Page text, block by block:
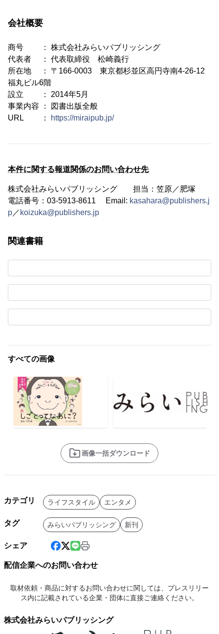
会社概要
商号 ： 株式会社みらいパブリッシング
代表者 ： 代表取締役 松崎義行
所在地 ： 〒166-0003 東京都杉並区高円寺南4-26-12
福丸ビル6階
設立 ： 2014年5月
事業内容 ： 図書出版全般
URL ：
https://miraipub.jp/
本件に関する報道関係のお問い合わせ先
株式会社みらいパブリッシング 担当：笠原／肥塚
電話番号：03-5913-8611 Email: kasahara@publishers.j
p／ koizuka@publishers.jp
関連書籍
すべての画像
画像一括ダウンロード
カテゴリ ライフスタイル エンタメ
タグ みらいパブリッシング 新刊
シェア
配信企業へのお問い合わせ
取材依頼・商品に対するお問い合わせに関しては、プレスリリー
ス内に記載されている企業・団体に直接ご連絡ください。
株式会社みらいパブリッシング